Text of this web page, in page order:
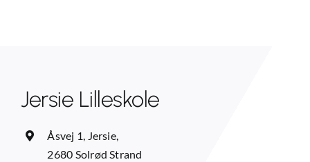
Jersie Lilleskole
Åsvej 1, Jersie,
2680 Solrød Strand